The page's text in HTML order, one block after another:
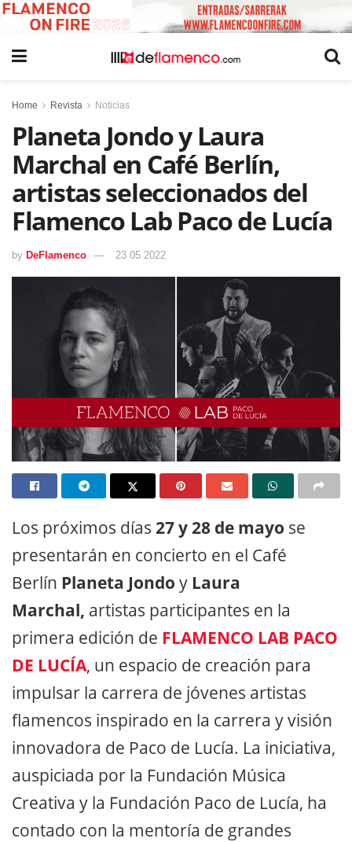
Home Revista Noticias
Planeta Jondo y Laura
Marchal en Café Berlín,
artistas seleccionados del
Flamenco Lab Paco de Lucía
by DeFlamenco 23 05 2022
Los próximos días 27 y 28 de mayo se
presentarán en concierto en el Café
Berlín Planeta Jondo y Laura
Marchal, artistas participantes en la
primera edición de FLAMENCO LAB PACO
DE LUCÍA, un espacio de creación para
impulsar la carrera de jóvenes artistas
flamencos inspirado en la carrera y visión
innovadora de Paco de Lucía. La iniciativa,
auspiciada por la Fundación Música
Creativa y la Fundación Paco de Lucía, ha
contado con la mentoría de grandes